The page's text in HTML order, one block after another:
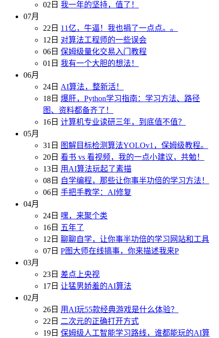
02日 我一年的坚持，值了！
07月
22日 11亿，牛逼！我也捐了一点点。。
12日 对算法工程师的一些误会
06日 保姆级量化交易入门教程
01日 我有一个大胆的想法！
06月
24日 AI算法，整新活！
18日 爆肝，Python学习指南：学习方法、路径
图、资料都备齐了！
16日 计算机专业读研三年，到底值不值？
05月
31日
图解目标检测算法YOLOv1，保姆级教程。
20日 看书 vs 看视频，我的一点小建议，共勉！
13日 用AI算法玩起了素描
08日 自学编程，那些让你事半功倍的学习方法！
06日 手把手教学：AI修复
04月
24日 嘿，来聚个类
16日 五年了
12日 聊聊自学，让你事半功倍的学习网站和工具
07日 P图大师在线搞事，你来描述我来P
03月
23日 差点上央视
17日 让猛男娇羞的AI算法
02月
26日 用AI玩55款经典游戏是什么体验？
22日 二次元的正确打开方式
19日 保姆级人工智能学习路线，谁都能玩的AI算